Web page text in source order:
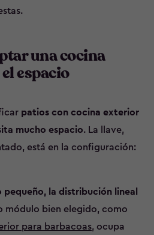
una cocina
espacio
patios con cocina exterior
mucho espacio. La llave,
está en la configuración:
pequeño, la distribución lineal
módulo bien elegido, como
para barbacoas, ocupa